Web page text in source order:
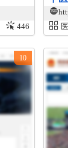
446
10